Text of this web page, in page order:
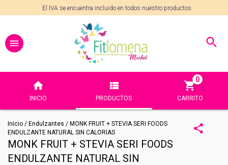
El IVA se encuentra incluido en todos nuestro productos
INICIO PRODUCTOS CARRITO
0
Inicio / Endulzantes / MONK FRUIT + STEVIA SERI FOODS
ENDULZANTE NATURAL SIN CALORIAS
MONK FRUIT + STEVIA SERI FOODS
ENDULZANTE NATURAL SIN